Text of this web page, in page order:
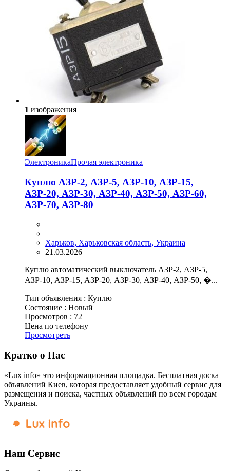
1 изображения
ЭлектроникаПрочая электроника
Куплю АЗР-2, АЗР-5, АЗР-10, АЗР-15,
АЗР-20, АЗР-30, АЗР-40, АЗР-50, АЗР-60,
АЗР-70, АЗР-80
Харьков, Харьковская область, Украина
21.03.2026
Куплю автоматический выключатель АЗР-2, АЗР-5,
АЗР-10, АЗР-15, АЗР-20, АЗР-30, АЗР-40, АЗР-50, �...
Тип объявления : Куплю
Состояние : Новый
Просмотров : 72
Цена по телефону
Просмотреть
Кратко о Нас
«Lux info» это информационная площадка. Бесплатная доска
объявлений Киев, которая предоставляет удобный сервис для
размещения и поиска, частных объявлений по всем городам
Украины.
Наш Сервис